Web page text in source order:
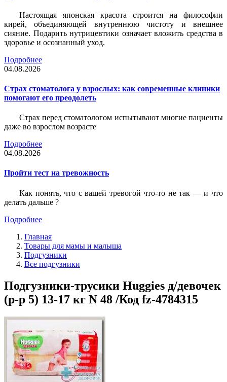
Настоящая японская красота строится на философии
кирей, объединяющей внутреннюю чистоту и внешнее
сияние. Подарить нутрицевтики означает вложить средства в
здоровье и осознанный уход.
Подробнее
04.08.2026
Страх стоматолога у взрослых: как современные клиники
помогают его преодолеть
Страх перед стоматологом испытывают многие пациенты
даже во взрослом возрасте
Подробнее
04.08.2026
Пройти тест на тревожность
Как понять, что с вашей тревогой что-то не так — и что
делать дальше ?
Подробнее
Главная
Товары для мамы и малыша
Подгузники
Все подгузники
Подгузники-трусики Huggies д/девочек
(р-р 5) 13-17 кг N 48 /Код fz-4784315